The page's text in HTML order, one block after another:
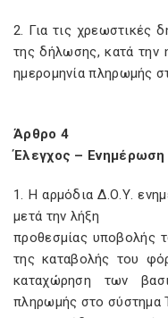
2. Για τις χρεωστικές
της δήλωσης, κατά την
ημερομηνία πληρωμής
Άρθρο 4
Έλεγχος –
1. Η αρμόδια Δ.Ο.Υ.
μετά την λήξη
προθεσμίας υποβολής
της καταβολής του
καταχώρηση των
πληρωμής στο σύστημα